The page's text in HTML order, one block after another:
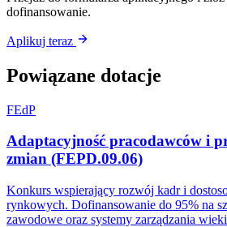
dofinansowanie.
Aplikuj teraz
Powiązane dotacje
FEdP
Adaptacyjność pracodawców i
zmian (FEPD.09.06)
Konkurs wspierający rozwój kadr i
rynkowych. Dofinansowanie do 95% na
zawodowe oraz systemy zarządzania